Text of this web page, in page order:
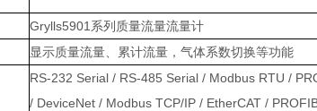
Grylls5901系列质量流量流量计
显示质量流量、累计流量，气体系数切换等功能
RS-232 Serial / RS-485 Serial / Modbus RTU /
/ DeviceNet / Modbus TCP/IP / EtherCAT /